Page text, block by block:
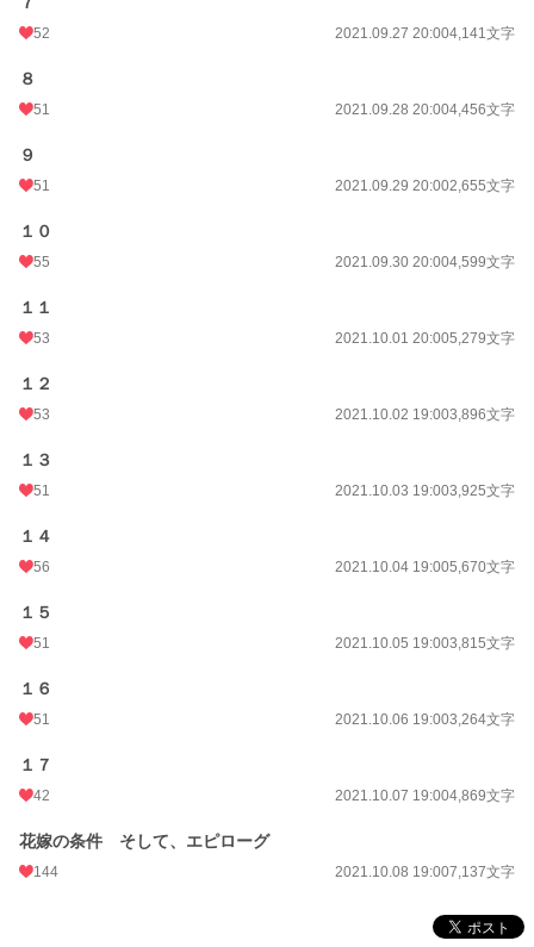
52 2021.09.27 20:004,141文字
８
51 2021.09.28 20:004,456文字
９
51 2021.09.29 20:002,655文字
１０
55 2021.09.30 20:004,599文字
１１
53 2021.10.01 20:005,279文字
１２
53 2021.10.02 19:003,896文字
１３
51 2021.10.03 19:003,925文字
１４
56 2021.10.04 19:005,670文字
１５
51 2021.10.05 19:003,815文字
１６
51 2021.10.06 19:003,264文字
１７
42 2021.10.07 19:004,869文字
花嫁の条件 そして、エピローグ
144 2021.10.08 19:007,137文字